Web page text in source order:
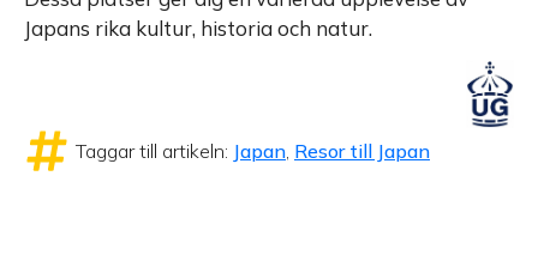
Japans rika kultur, historia och natur.
Taggar till artikeln: Japan, Resor till Japan